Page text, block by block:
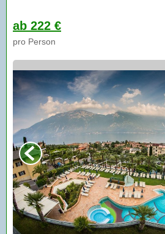
ab 222 €
pro Person